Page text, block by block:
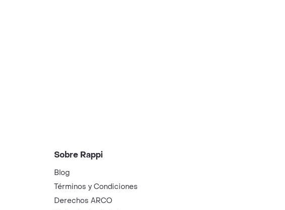
Sobre Rappi
Blog
Términos y Condiciones
Derechos ARCO